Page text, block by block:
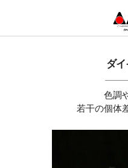
ダイ
色調
若干の個体